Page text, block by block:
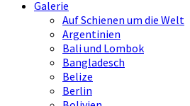
Galerie
Auf Schienen um die Welt
Argentinien
Bali und Lombok
Bangladesch
Belize
Berlin